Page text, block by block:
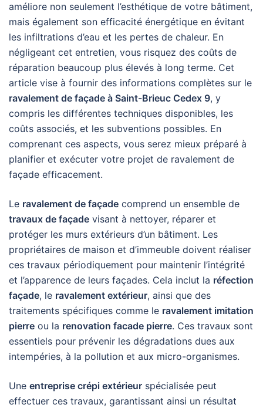
améliore non seulement l’esthétique de votre bâtiment,
mais également son efficacité énergétique en évitant
les infiltrations d’eau et les pertes de chaleur. En
négligeant cet entretien, vous risquez des coûts de
réparation beaucoup plus élevés à long terme. Cet
article vise à fournir des informations complètes sur le
ravalement de façade à Saint-Brieuc Cedex 9, y
compris les différentes techniques disponibles, les
coûts associés, et les subventions possibles. En
comprenant ces aspects, vous serez mieux préparé à
planifier et exécuter votre projet de ravalement de
façade efficacement.
Le ravalement de façade comprend un ensemble de
travaux de façade visant à nettoyer, réparer et
protéger les murs extérieurs d’un bâtiment. Les
propriétaires de maison et d’immeuble doivent réaliser
ces travaux périodiquement pour maintenir l’intégrité
et l’apparence de leurs façades. Cela inclut la réfection
façade, le ravalement extérieur, ainsi que des
traitements spécifiques comme le ravalement imitation
pierre ou la renovation facade pierre. Ces travaux sont
essentiels pour prévenir les dégradations dues aux
intempéries, à la pollution et aux micro-organismes.
Une entreprise crépi extérieur spécialisée peut
effectuer ces travaux, garantissant ainsi un résultat